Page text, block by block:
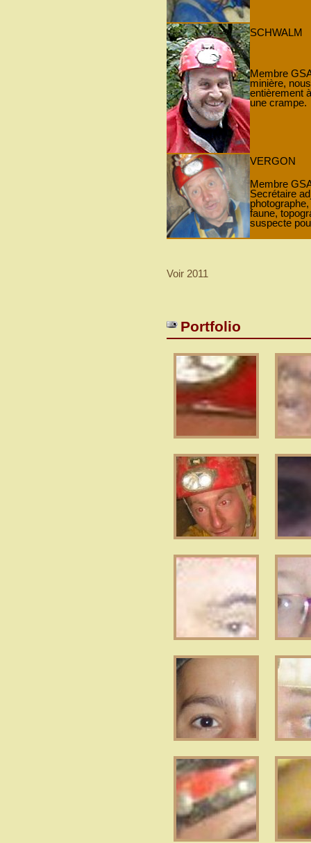
SCHWALM
Membre
minière,
entièrement
une crampe.
VERGON
Membre
Secrétaire
faune,
suspecte
Voir 2011
Portfolio